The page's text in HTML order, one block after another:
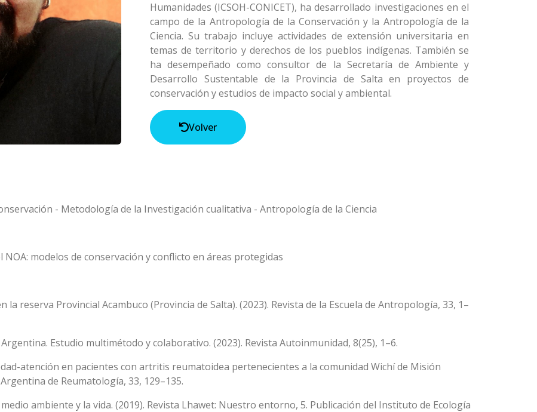
Humanidades (ICSOH-CONICET), ha desarrollado investigaciones en el
campo de la Antropología de la Conservación y la Antropología de la
Ciencia. Su trabajo incluye actividades de extensión universitaria en
temas de territorio y derechos de los pueblos indígenas. También se
ha desempeñado como consultor de la Secretaría de Ambiente y
Desarrollo Sustentable de la Provincia de Salta en proyectos de
conservación y estudios de impacto social y ambiental.
Volver
- Metodología de la Investigación cualitativa - Antropología de la Ciencia
modelos de conservación y conflicto en áreas protegidas
reserva Provincial Acambuco (Provincia de Salta). (2023). Revista de la Escuela de Antropología, 33, 1–
Estudio multimétodo y colaborativo. (2023). Revista Autoinmunidad, 8(25), 1–6.
atención en pacientes con artritis reumatoidea pertenecientes a la comunidad Wichí de Misión
de Reumatología, 33, 129–135.
ambiente y la vida. (2019). Revista Lhawet: Nuestro entorno, 5. Publicación del Instituto de Ecología